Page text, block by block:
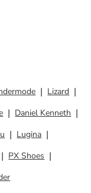
Lizard
Daniel Kenneth
Lugina
PX Shoes